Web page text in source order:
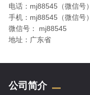
电话：mj88545（微信号）
手机：mj88545（微信号）
微信号： mj88545
地址：广东省
公司简介